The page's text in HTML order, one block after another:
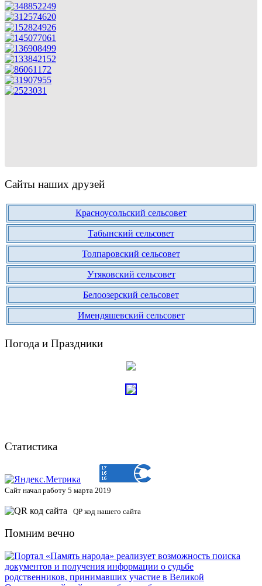
Сайты наших друзей
Красноусольский сельсовет
Табынский сельсовет
Толпаровский сельсовет
Утяковский сельсовет
Белоозерский сельсовет
Имендяшевский сельсовет
Погода и Праздники
Статистика
Сайт начал работу 5 марта 2019
QP код нашего сайта
Помним вечно